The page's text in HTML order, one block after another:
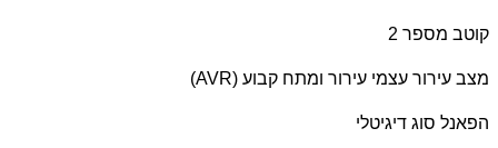
קוטב מספר 2
מצב עירור עצמי עירור ומתח קבוע (AVR
)
הפאנל סוג דיגיטלי